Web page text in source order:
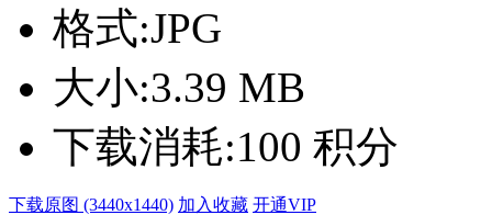
格式:JPG
大小:3.39 MB
下载消耗:100 积分
下载原图 (3440x1440) 加入收藏 开通VIP